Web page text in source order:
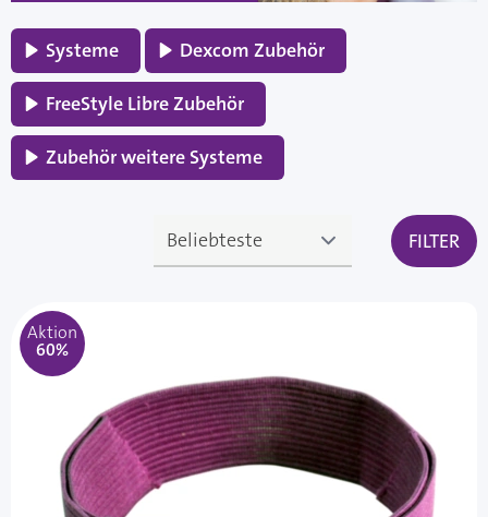
Systeme Dexcom Zubehör
FreeStyle Libre Zubehör
Zubehör weitere Systeme
FILTER
Aktion
60%